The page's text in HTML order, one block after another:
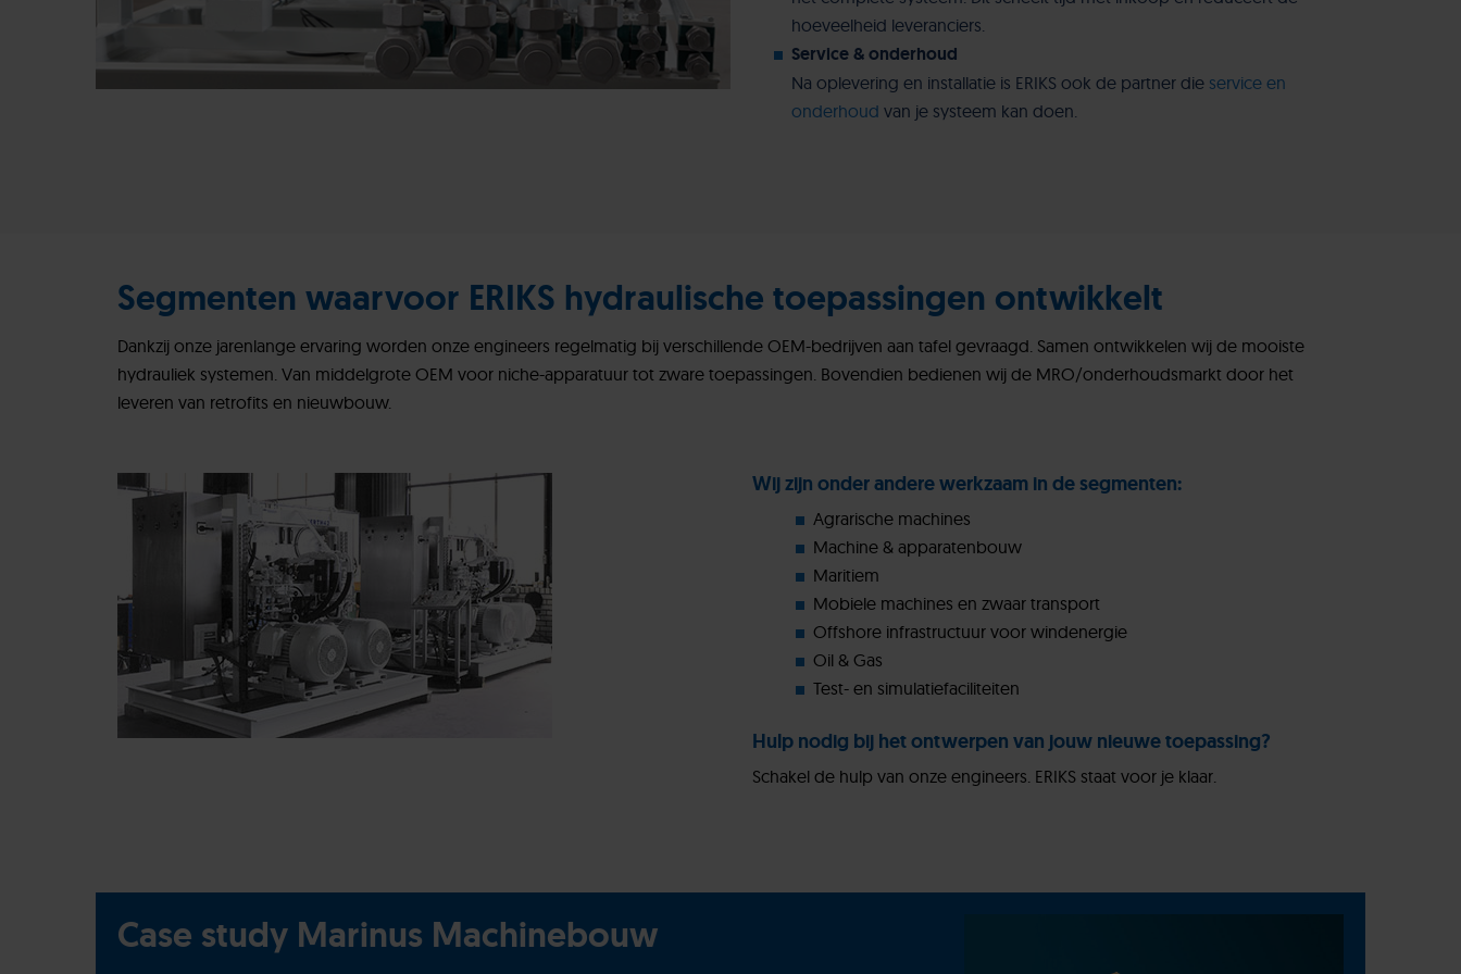
hoeveelheid leveranciers.
Service & onderhoud
Na oplevering en installatie is ERIKS ook de partner die service en
onderhoud van je systeem kan doen.
Segmenten waarvoor ERIKS hydraulische toepassingen ontwikkelt
Dankzij onze jarenlange ervaring worden onze engineers regelmatig bij verschillende OEM-bedrijven aan tafel gevraagd. Samen ontwikkelen wij de mooiste
hydrauliek systemen. Van middelgrote OEM voor niche-apparatuur tot zware toepassingen. Bovendien bedienen wij de MRO/onderhoudsmarkt door het
leveren van retrofits en nieuwbouw.
Wij zijn onder andere werkzaam in de segmenten:
Agrarische machines
Machine & apparatenbouw
Maritiem
Mobiele machines en zwaar transport
Offshore infrastructuur voor windenergie
Oil & Gas
Test- en simulatiefaciliteiten
Hulp nodig bij het ontwerpen van jouw nieuwe toepassing?
Schakel de hulp van onze engineers. ERIKS staat voor je klaar.
Case study Marinus Machinebouw